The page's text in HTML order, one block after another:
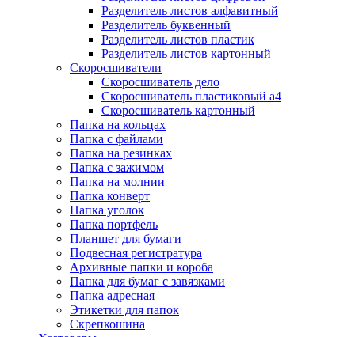
Разделитель листов алфавитный
Разделитель буквенный
Разделитель листов пластик
Разделитель листов картонный
Скоросшиватели
Скоросшиватель дело
Скоросшиватель пластиковый а4
Скоросшиватель картонный
Папка на кольцах
Папка с файлами
Папка на резинках
Папка с зажимом
Папка на молнии
Папка конверт
Папка уголок
Папка портфель
Планшет для бумаги
Подвесная регистратура
Архивные папки и короба
Папка для бумаг с завязками
Папка адресная
Этикетки для папок
Скрепкошина